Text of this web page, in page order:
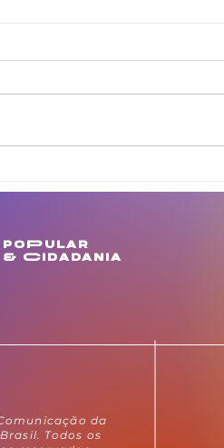
melhorias para
em Estância
poPular
Cidadania
da
Todos os